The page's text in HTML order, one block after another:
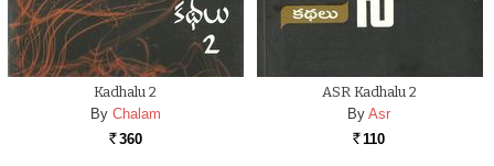
Kadhalu 2
By Chalam
Rs. 360
ASR Kadhalu 2
By Asr
Rs. 110